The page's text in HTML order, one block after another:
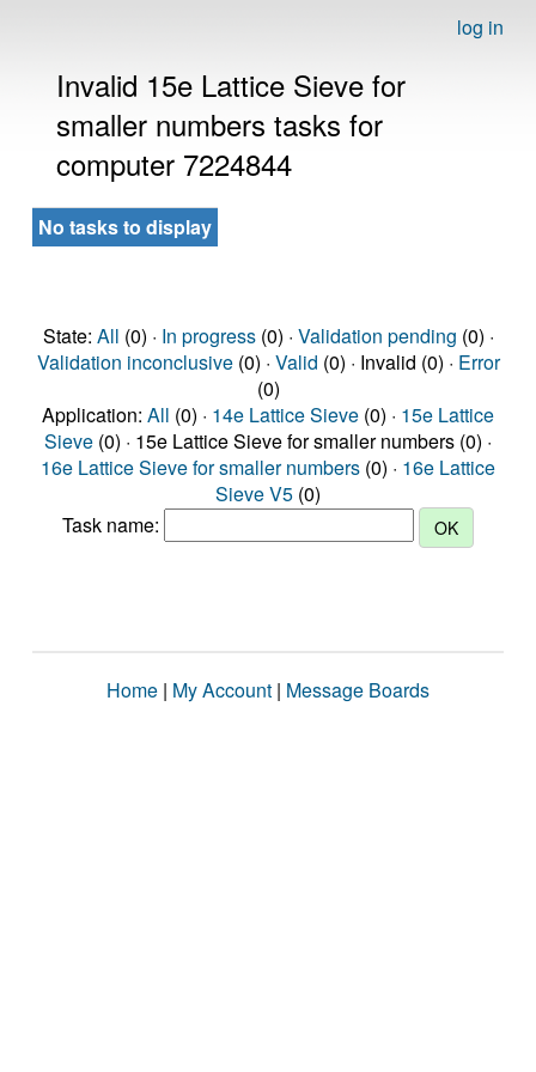
log in
Invalid 15e Lattice Sieve for
smaller numbers tasks for
computer 7224844
No tasks to display
State: All (0) · In progress(0) · Validation pending (0) ·
Validation inconclusive(0) · Valid (0) · Invalid (0) · Error
(0)
Application: All (0) · 14e Lattice Sieve (0) · 15e Lattice
Sieve (0) · 15e Lattice Sieve for smaller numbers (0) ·
16e Lattice Sieve for smaller numbers (0) · 16e Lattice
Sieve V5 (0)
Task name:
Home | My Account | Message Boards